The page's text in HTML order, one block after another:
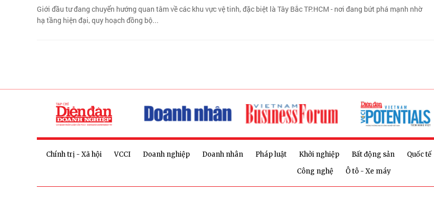
Giới đầu tư đang chuyển hướng quan tâm về các khu vực vệ tinh, đặc biệt là Tây Bắc TP.HCM - nơi đang bứt phá mạnh nhờ
hạ tầng hiện đại, quy hoạch đồng bộ...
Chính trị - Xã hội VCCI Doanh nghiệp Doanh nhân Pháp luật Khởi nghiệp Bất động sản Quốc tế
Công nghệ
Ô tô - Xe máy